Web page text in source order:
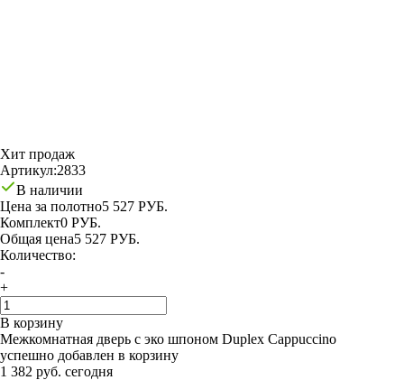
Хит продаж
Артикул:2833
В наличии
Цена за полотно5 527 РУБ.
Комплект0 РУБ.
Общая цена5 527 РУБ.
Количество:
-
+
В корзину
Межкомнатная дверь с эко шпоном Duplex Cappuccino
успешно добавлен в корзину
1 382 руб. сегодня